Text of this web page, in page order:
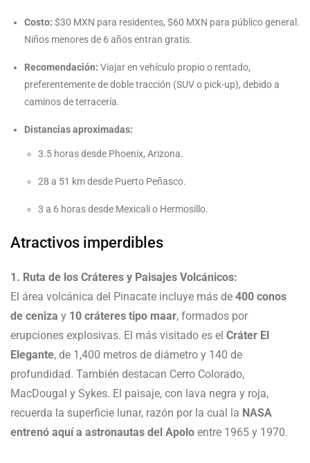
Costo: $30 MXN para residentes, $60 MXN para público general.
Niños menores de 6 años entran gratis.
Recomendación: Viajar en vehículo propio o rentado,
preferentemente de doble tracción (SUV o pick-up), debido a
caminos de terracería.
Distancias aproximadas:
3.5 horas desde Phoenix, Arizona.
28 a 51 km desde Puerto Peñasco.
3 a 6 horas desde Mexicali o Hermosillo.
Atractivos imperdibles
1. Ruta de los Cráteres y Paisajes Volcánicos:
El área volcánica del Pinacate incluye más de 400 conos
de ceniza y 10 cráteres tipo maar, formados por
erupciones explosivas. El más visitado es el Cráter El
Elegante, de 1,400 metros de diámetro y 140 de
profundidad. También destacan Cerro Colorado,
MacDougal y Sykes. El paisaje, con lava negra y roja,
recuerda la superficie lunar, razón por la cual la NASA
entrenó aquí a astronautas del Apolo entre 1965 y 1970.